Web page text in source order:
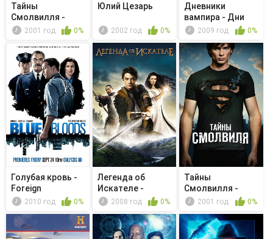
Тайны
Смолвилля -
Удача2001 год 0%
Юлий Цезарь
2002 год 0%
Дневники
вампира - Дни
минувшего
2009 год 0%
Голубая кровь -
Foreign
Interference
2010 год 0%
Легенда об
Искателе -
Прикосновение
2008 год 0%
Тайны
Смолвилля -
Смерч2001 год 0%